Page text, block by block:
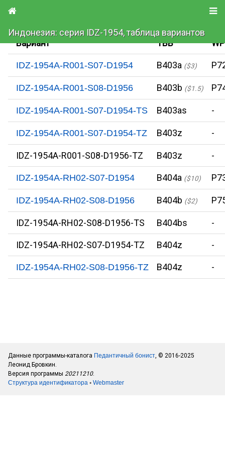
Индонезия: серия IDZ-1954, таблица вариантов
Вариант
TBB
IDZ-1954A-R001-S07-D1954 B403a ($3)
IDZ-1954A-R001-S08-D1956 B403b ($1.5)
IDZ-1954A-R001-S07-D1954-TS B403as -
IDZ-1954A-R001-S07-D1954-TZ B403z -
IDZ-1954A-R001-S08-D1956-TZ B403z -
IDZ-1954A-RH02-S07-D1954 B404a ($10)
IDZ-1954A-RH02-S08-D1956 B404b ($2)
IDZ-1954A-RH02-S08-D1956-TS B404bs -
IDZ-1954A-RH02-S07-D1954-TZ B404z -
IDZ-1954A-RH02-S08-D1956-TZ B404z -
Данные программы-каталога Педантичный бонист, © 2016-2025
Леонид Бровкин.
Версия программы 20211210.
Структура идентификатора ◦ Webmaster